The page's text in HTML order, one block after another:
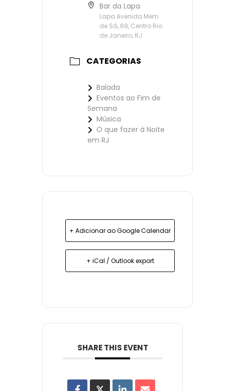
Bar da Lapa
Lapa Avenida Mem
de Sá, 69, Centro Rio
de Janeiro, RJ
CATEGORIAS
Balada
Eventos ao Fim de
Semana
Música
O que fazer à Noite
em RJ
+ Adicionar ao Google Calendar
+ iCal / Outlook export
SHARE THIS EVENT